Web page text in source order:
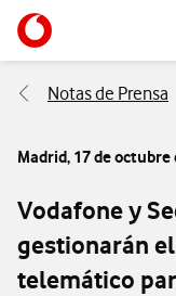
Ir a la pagina principal
Notas de Prensa
Madrid, 17 de octubre
Vodafone y
gestionarán
telemático